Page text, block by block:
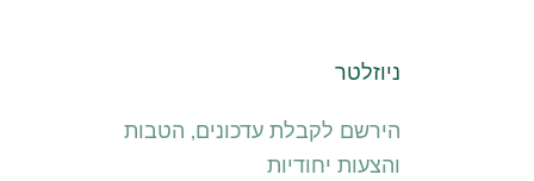
ניוזלטר
הירשם לקבלת עדכונים, הטבות
והצעות יחודיות